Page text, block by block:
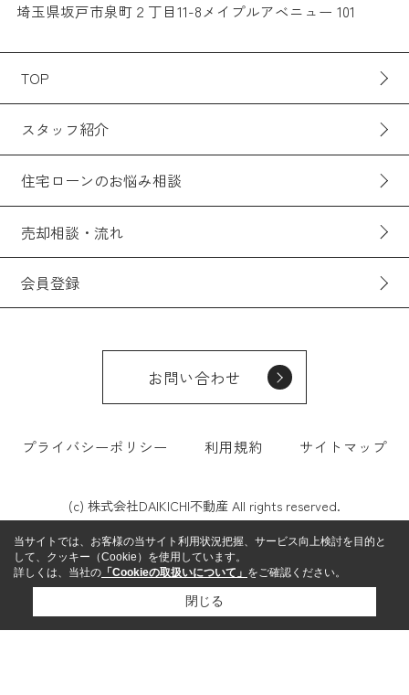
埼玉県坂戸市泉町２丁目11-8メイプルアベニュー 101
TOP
スタッフ紹介
住宅ローンのお悩み相談
売却相談・流れ
会員登録
お問い合わせ
プライバシーポリシー 利用規約 サイトマップ
(c) 株式会社DAIKICHI不動産 All rights reserved.
当サイトでは、お客様の当サイト利用状況把握、サービス向上検討を目的と
して、クッキー（Cookie）を使用しています。
詳しくは、当社の 「Cookieの取扱いについて」 をご確認ください。
閉じる